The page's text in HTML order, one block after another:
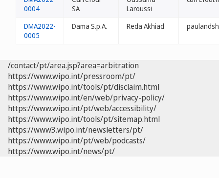
0004
SA
Laroussi
DMA2022-
0005
Dama S.p.A. Reda Akhiad
/contact/pt/area.jsp?area=arbitration
https://www.wipo.int/pressroom/pt/
https://www.wipo.int/tools/pt/disclaim.html
https://www.wipo.int/en/web/privacy-policy/
https://www.wipo.int/pt/web/accessibility/
https://www.wipo.int/tools/pt/sitemap.html
https://www3.wipo.int/newsletters/pt/
https://www.wipo.int/pt/web/podcasts/
https://www.wipo.int/news/pt/